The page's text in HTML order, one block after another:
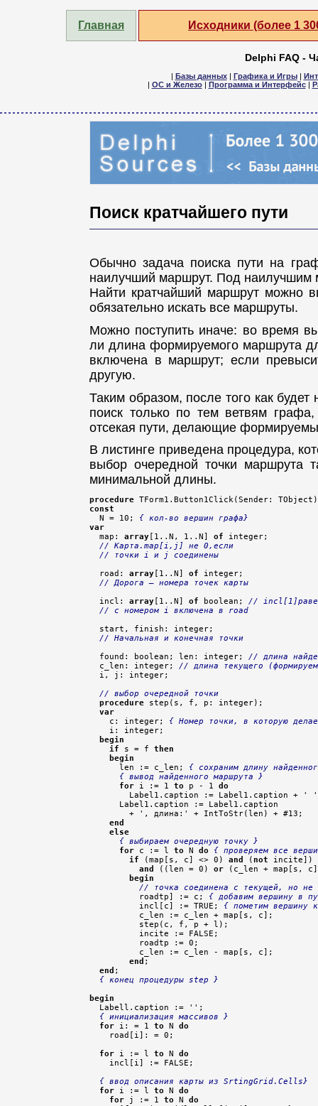
Главная Исходники (более 1
Delphi FAQ -
| Базы данных| Графика и Игры|
| ОС и Железо| Программа и Интерфейс|
Поиск кратчайшего пути
Обычно задача поиска пути на
наилучший маршрут. Под наилучшим
Найти кратчайший маршрут можно
обязательно искать все маршруты.
Можно поступить иначе: во время
ли длина формируемого маршрута
включена в маршрут; если
другую.
Таким образом, после того как
поиск только по тем ветвям
отсекая пути, делающие
В листинге приведена процедура,
выбор очередной точки маршрута
минимальной длины.
procedure
const
N = 10; { кол-во вершин графа}
var
map: array [1..N, 1..N] of integer;
// Карта.map[i,j] не 0,если
// точки i и j соединены
  road:
array [1..N] of integer;
// Дорога — номера точек карты
  incl:
array [1..N] of boolean; // incl[1]равен
// с номером i включена в road
  start, finish: integer;
// Начальная и конечная точки
  found: boolean; len: integer;
// длина
  c_len: integer;
// длина текущего
  i, j: integer;
// выбор очередной точки
procedure step(s, f, p: integer);
var
    с: integer;
{ Номер точки, в которую
    i: integer;
begin
if s = f then
begin
      len := c_len;
{ сохраним длину
{ вывод найденного маршрута }
for i := 1 to p - 1 do
Label1.caption := Label1.caption + '
      Label1.caption := Label1.caption
        + ', длина:' + IntToStr(len) + #13;
end
else
{ выбираем очередную точку }
for c := l to N do
{ проверяем все
if (map[s, c] <> 0) and ( not incite])
and
((len = 0) or (c_len + map[s,
begin
// точка соединена с текущей, но не
          roadtp] := c;
{ добавим вершину в
          incl[c] := TRUE;
{ пометим вершину
          c_len := c_len + map[s, с];
          step(c, f, p + l);
          incite := FALSE;
          roadtp := 0;
          c_len := c_len - map[s, с];
end ;
end ;
{ конец процедуры step }
begin
Labell.caption := '';
{ инициализация массивов }
for i: = 1 to N do
    road[i]: = 0;
for i := l to N do
    incl[i] := FALSE;
{ ввод описания карты из SrtingGrid.Cells}
for i := l to N do
for j := 1 to N do